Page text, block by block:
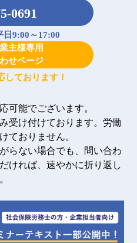
0691
日9:00～17:00
主様専用
せページ
しております！
可能でございます。
受け付けております。労働
ておりません。
らない場合でも、問い合わ
ければ、速やかに折り返し